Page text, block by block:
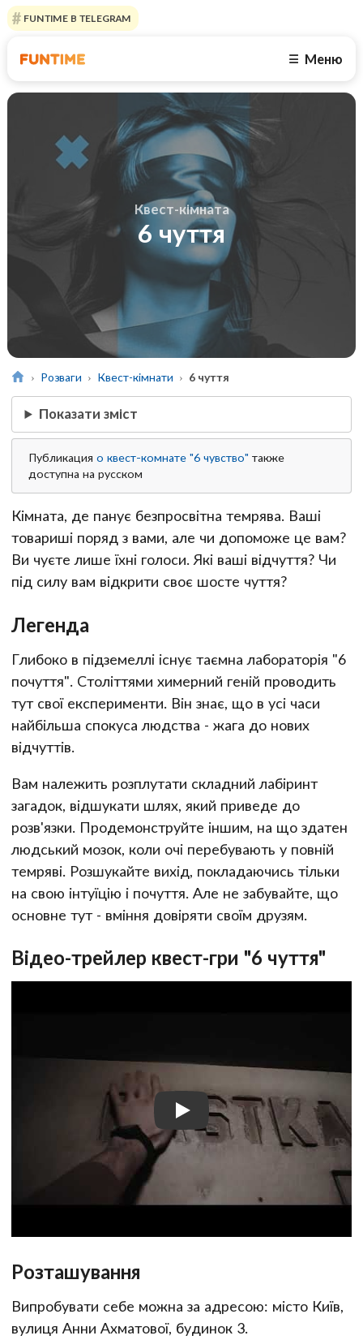
FUNTIME В TELEGRAM
☰ Меню
Квест-кімната
6 чуття
Розваги Квест-кімнати 6 чуття
Показати зміст
Публикацияо квест-комнате "6 чувство" также
доступна на русском
Кімната, де панує безпросвітна темрява. Ваші
товариші поряд з вами, але чи допоможе це вам?
Ви чуєте лише їхні голоси. Які ваші відчуття? Чи
під силу вам відкрити своє шосте чуття?
Легенда
Глибоко в підземеллі існує таємна лабораторія "6
почуття". Століттями химерний геній проводить
тут свої експерименти. Він знає, що в усі часи
найбільша спокуса людства - жага до нових
відчуттів.
Вам належить розплутати складний лабіринт
загадок, відшукати шлях, який приведе до
розв'язки. Продемонструйте іншим, на що здатен
людський мозок, коли очі перебувають у повній
темряві. Розшукайте вихід, покладаючись тільки
на свою інтуїцію і почуття. Але не забувайте, що
основне тут - вміння довіряти своїм друзям.
Відео-трейлер квест-гри "6 чуття"
Розташування
Випробувати себе можна за адресою: місто Київ,
вулиця Анни Ахматової, будинок 3.